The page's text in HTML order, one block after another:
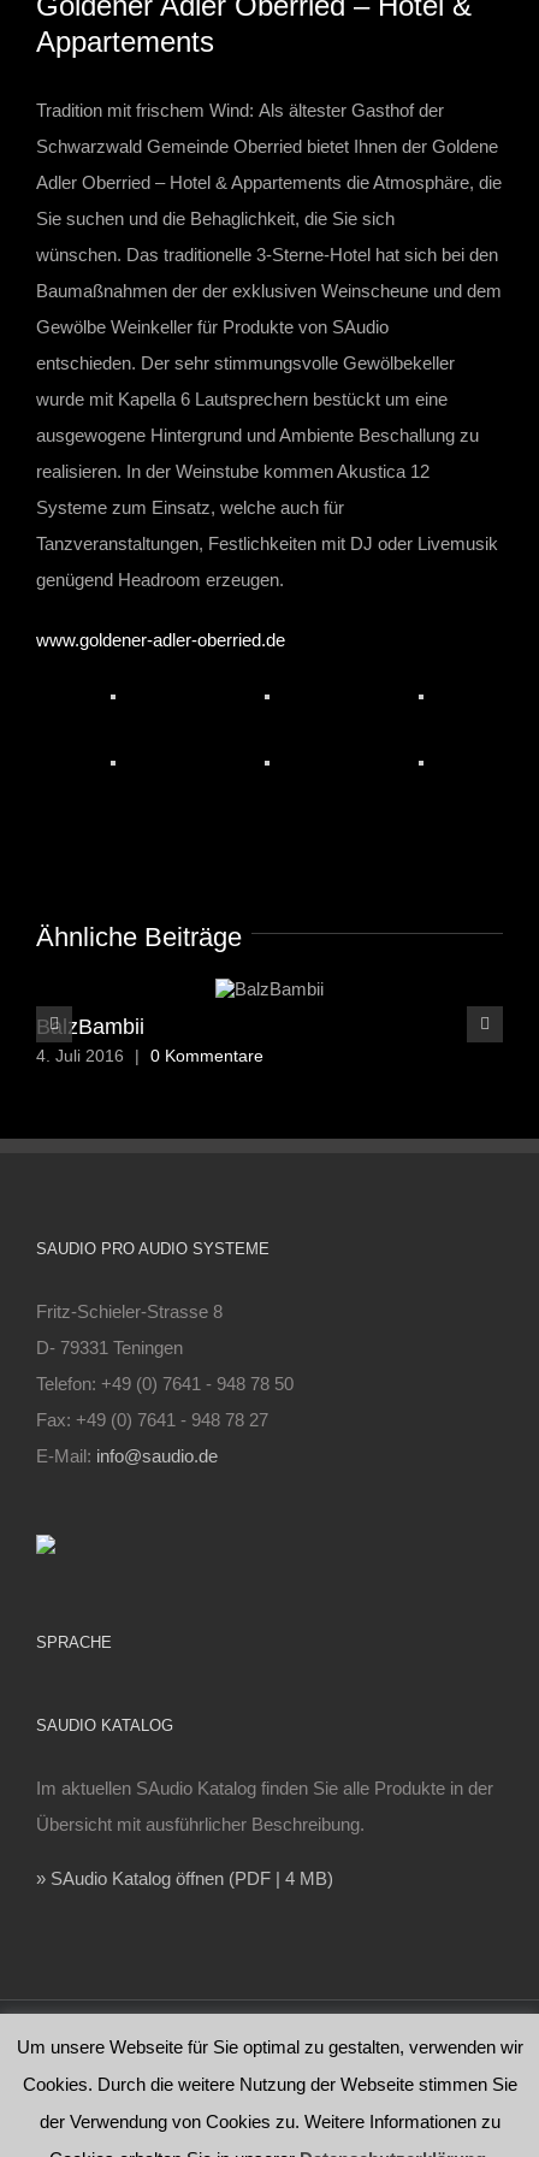
grösseres
Bild
Appartements
Tradition mit frischem Wind: Als ältester Gasthof der
Schwarzwald Gemeinde Oberried bietet Ihnen der Goldene
Adler Oberried – Hotel & Appartements die Atmosphäre, die
Sie suchen und die Behaglichkeit, die Sie sich
wünschen. Das traditionelle 3-Sterne-Hotel hat sich bei den
Baumaßnahmen der der exklusiven Weinscheune und dem
Gewölbe Weinkeller für Produkte von SAudio
entschieden. Der sehr stimmungsvolle Gewölbekeller
wurde mit Kapella 6 Lautsprechern bestückt um eine
ausgewogene Hintergrund und Ambiente Beschallung zu
realisieren. In der Weinstube kommen Akustica 12
Systeme zum Einsatz, welche auch für
Tanzveranstaltungen, Festlichkeiten mit DJ oder Livemusik
genügend Headroom erzeugen.
www.goldener-adler-oberried.de
Ähnliche Beiträge
BalzBambii
4. Juli 2016 | 0 Kommentare
SAUDIO PRO AUDIO SYSTEME
Fritz-Schieler-Strasse 8
D- 79331 Teningen
Telefon: +49 (0) 7641 - 948 78 50
Fax: +49 (0) 7641 - 948 78 27
E-Mail: info@saudio.de
SPRACHE
SAUDIO KATALOG
Im aktuellen SAudio Katalog finden Sie alle Produkte in der
Übersicht mit ausführlicher Beschreibung.
» SAudio Katalog öffnen (PDF | 4 MB)
Copyright 2024 by SAudio - All Rights Reserved | Webdesign by
www.msmediendesign.de
Um unsere Webseite für Sie optimal zu gestalten, verwenden wir
Cookies. Durch die weitere Nutzung der Webseite stimmen Sie
der Verwendung von Cookies zu. Weitere Informationen zu